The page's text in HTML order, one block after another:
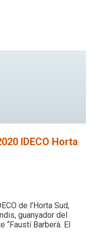
IDECO Horta
de l’Horta Sud,
guanyador del
“Faustí Barberà. El